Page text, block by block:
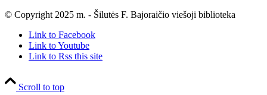
© Copyright 2025 m. - Šilutės F. Bajoraičio viešoji biblioteka
Link to Facebook
Link to Youtube
Link to Rss this site
Scroll to top